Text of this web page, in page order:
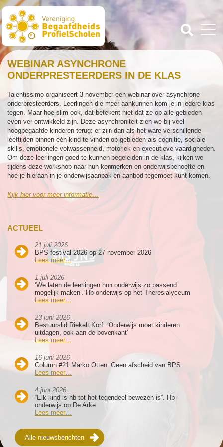
ACTUEEL
21 juli 2026
BPS-festival 2026 op 27 november 2026
Lees meer…
1 juli 2026
‘We laten de leerlingen hun onderwijs zo passend
mogelijk maken’. Hb-onderwijs op het Theresialyceum
Lees meer…
23 juni 2026
Bestuurslid Riekelt Korf: ‘Onderwijs moet kinderen
uitdagen, ook aan de bovenkant’
Lees meer…
16 juni 2026
Column #21 Marko Otten: Geen afscheid van BPS
Lees meer…
4 juni 2026
“Elk kind is hb tot het tegendeel bewezen is”. Hb-
onderwijs op De Arke
Lees meer…
Alle nieuwsberichten
WEBINAR ASYNCHRONE
ONDERPRESTEERDERS IN DE KLAS
Talentissimo organiseert 3 november een webinar over asynchrone
onderpresteerders. Leerlingen die meer aankunnen kom je in iedere klas
tegen. Maar hoe slim ook, dat betekent niet dat ze op alle gebieden
even ver ontwikkeld zijn. Deze asynchroniteit zien we bij veel
hoogbegaafde kinderen terug: er zijn dan als het ware verschillende
leeftijden binnen één kind te vinden op gebieden als cognitie, sociale
skills, emotionele volwassenheid, motoriek en executieve vaardigheden.
Om deze leerlingen goed te kunnen begeleiden in de klas, kijken we
tijdens deze workshop naar hun kenmerken en onderwijsbehoefte en
hoe je hieraan in je onderwijsaanpak en aanbod tegemoet kunt komen.
Kijk hier voor meer informatie…